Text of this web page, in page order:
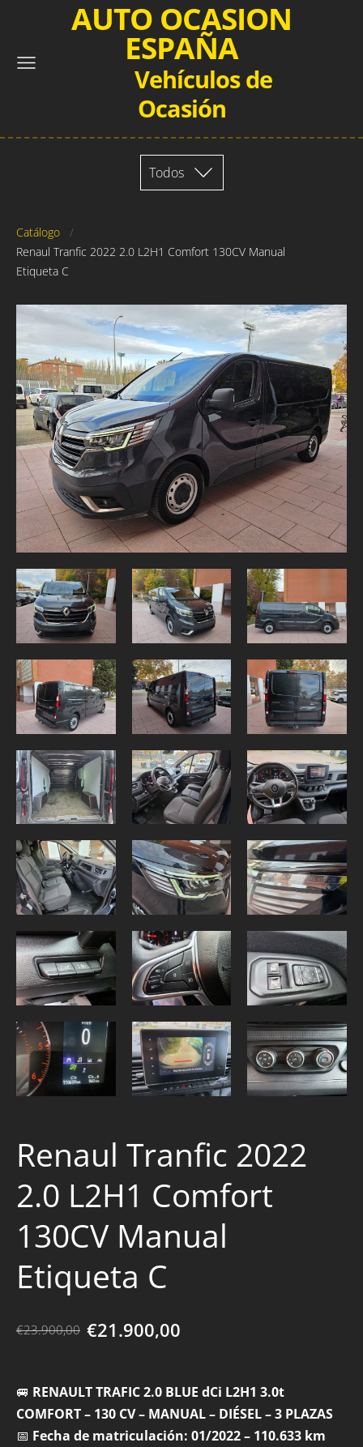
AUTO OCASION
ESPAÑA
Vehículos de
Ocasión
Todos
Catálogo
Renaul Tranfic 2022 2.0 L2H1 Comfort 130CV Manual
Etiqueta C
Renaul Tranfic 2022
2.0 L2H1 Comfort
130CV Manual
Etiqueta C
€23.900,00 €21.900,00
🚐 RENAULT TRAFIC 2.0 BLUE dCi L2H1 3.0t
COMFORT – 130 CV – MANUAL – DIÉSEL – 3 PLAZAS
📅 Fecha de matriculación: 01/2022 – 110.633 km